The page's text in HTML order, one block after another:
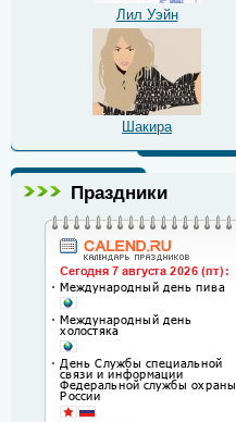
Лил Уэйн
Шакира
Праздники